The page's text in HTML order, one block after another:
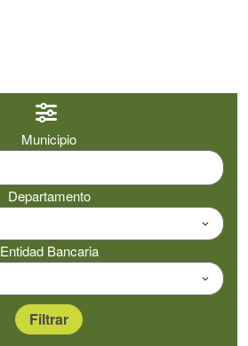
Municipio
Departamento
Entidad Bancaria